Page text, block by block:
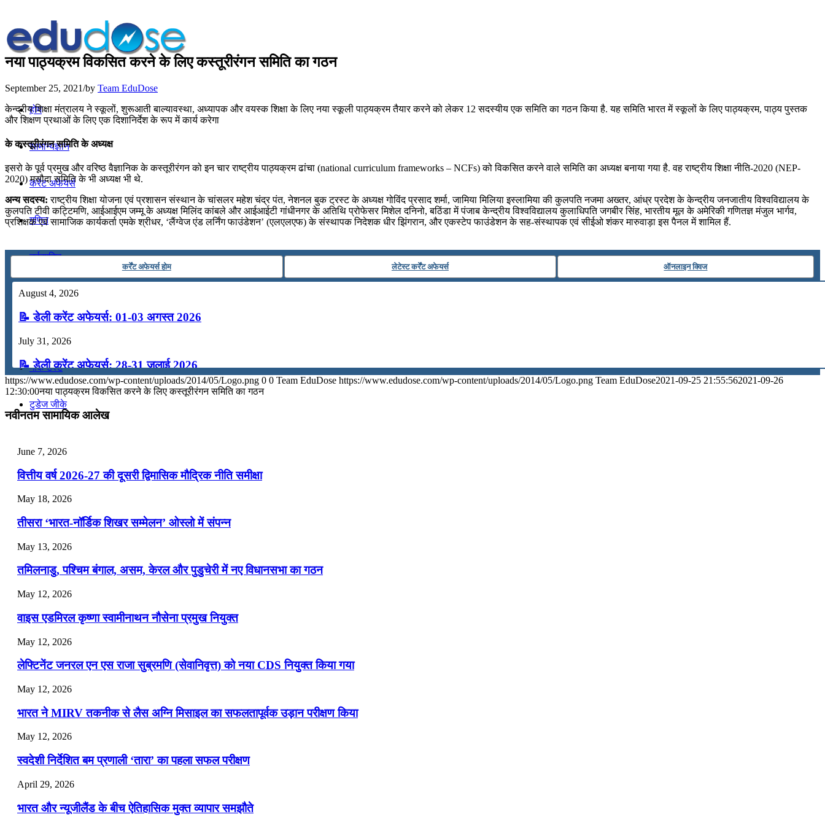
होम
सामान्यज्ञान
करेंट अफेयर्स
गणित
तर्कशक्ति
कंप्यूटर
मॉक टेस्ट
टुडेज जीके
नया पाठ्यक्रम विकसित करने के लिए कस्तूरीरंगन समिति का गठन
September 25, 2021/by Team EduDose
केन्द्रीय शिक्षा मंत्रालय ने स्कूलों, शुरूआती बाल्यावस्था, अध्यापक और वयस्क शिक्षा के लिए नया स्कूली पाठ्यक्रम तैयार करने को लेकर 12 सदस्यीय एक समिति का गठन किया है. यह समिति भारत में स्कूलों के लिए पाठ्यक्रम, पाठ्य पुस्तक
और शिक्षण प्रथाओं के लिए एक दिशानिर्देश के रूप में कार्य करेगा
के कस्तूरीरंगन समिति के अध्यक्ष
इसरो के पूर्व प्रमुख और वरिष्ठ वैज्ञानिक के कस्तूरीरंगन को इन चार राष्ट्रीय पाठ्यक्रम ढांचा (national curriculum frameworks – NCFs) को विकसित करने वाले समिति का अध्यक्ष बनाया गया है. वह राष्ट्रीय शिक्षा नीति-2020 (NEP-
2020) मसौदा समिति के भी अध्यक्ष भी थे.
अन्य सदस्य: राष्ट्रीय शिक्षा योजना एवं प्रशासन संस्थान के चांसलर महेश चंद्र पंत, नेशनल बुक ट्रस्ट के अध्यक्ष गोविंद प्रसाद शर्मा, जामिया मिलिया इस्लामिया की कुलपति नजमा अख्तर, आंध्र प्रदेश के केन्द्रीय जनजातीय विश्वविद्यालय के
कुलपति टीवी कट्टिमणि, आईआईएम जम्मू के अध्यक्ष मिलिंद कांबले और आईआईटी गांधीनगर के अतिथि प्रोफेसर मिशेल दनिनो, बठिंडा में पंजाब केन्द्रीय विश्वविद्यालय कुलाधिपति जगबीर सिंह, भारतीय मूल के अमेरिकी गणितज्ञ मंजुल भार्गव,
प्रशिक्षक एवं सामाजिक कार्यकर्ता एमके श्रीधर, ‘लैंग्वेज एंड लर्निंग फाउंडेशन’ (एलएलएफ) के संस्थापक निदेशक धीर झिंगरान, और एकस्टेप फाउंडेशन के सह-संस्थापक एवं सीईओ शंकर मारुवाड़ा इस पैनल में शामिल हैं.
कर्रेंट अफेयर्स होम लेटेस्ट कर्रेंट अफेयर्स ऑनलाइन क्विज
August 4, 2026
📝 डेली करेंट अफेयर्स: 01-03 अगस्त 2026
July 31, 2026
📝 डेली करेंट अफेयर्स: 28-31 जुलाई 2026
July 28, 2026
📝 डेली करेंट अफेयर्स: 25-27 जुलाई 2026
📝 डेली करेंट अफेयर्स: 22-24 जुलाई 2026
July 22, 2026
📝 डेली करेंट अफेयर्स: 19-21 जुलाई 2026
July 19, 2026
📝 डेली करेंट अफेयर्स: 16-18 जुलाई 2026
July 16, 2026
📝 डेली करेंट अफेयर्स: 13-15 जुलाई 2026
https://www.edudose.com/wp-content/uploads/2014/05/Logo.png 0 0 Team EduDose https://www.edudose.com/wp-content/uploads/2014/05/Logo.png Team EduDose2021-09-25 21:55:562021-09-26
12:30:00नया पाठ्यक्रम विकसित करने के लिए कस्तूरीरंगन समिति का गठन
नवीनतम सामायिक आलेख
June 7, 2026
वित्तीय वर्ष 2026-27 की दूसरी द्विमासिक मौद्रिक नीति समीक्षा
May 18, 2026
तीसरा ‘भारत-नॉर्डिक शिखर सम्मेलन’ ओस्लो में संपन्न
May 13, 2026
तमिलनाडु, पश्चिम बंगाल, असम, केरल और पुडुचेरी में नए विधानसभा का गठन
May 12, 2026
वाइस एडमिरल कृष्णा स्वामीनाथन नौसेना प्रमुख नियुक्त
May 12, 2026
लेफ्टिनेंट जनरल एन एस राजा सुब्रमणि (सेवानिवृत्त) को नया CDS नियुक्त किया गया
May 12, 2026
भारत ने MIRV तकनीक से लैस अग्नि मिसाइल का सफलतापूर्वक उड़ान परीक्षण किया
May 12, 2026
स्वदेशी निर्देशित बम प्रणाली ‘तारा’ का पहला सफल परीक्षण
April 29, 2026
भारत और न्यूजीलैंड के बीच ऐतिहासिक मुक्त व्यापार समझौते